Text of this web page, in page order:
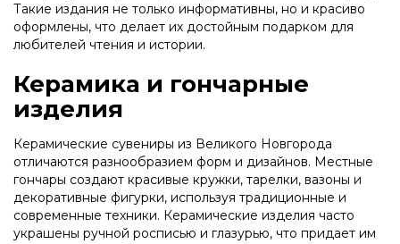
Такие издания не только информативны, но и красиво
оформлены, что делает их достойным подарком для
любителей чтения и истории.
Керамика и гончарные
изделия
Керамические сувениры из Великого Новгорода
отличаются разнообразием форм и дизайнов. Местные
гончары создают красивые кружки, тарелки, вазоны и
декоративные фигурки, используя традиционные и
современные техники. Керамические изделия часто
украшены ручной росписью и глазурью, что придает им